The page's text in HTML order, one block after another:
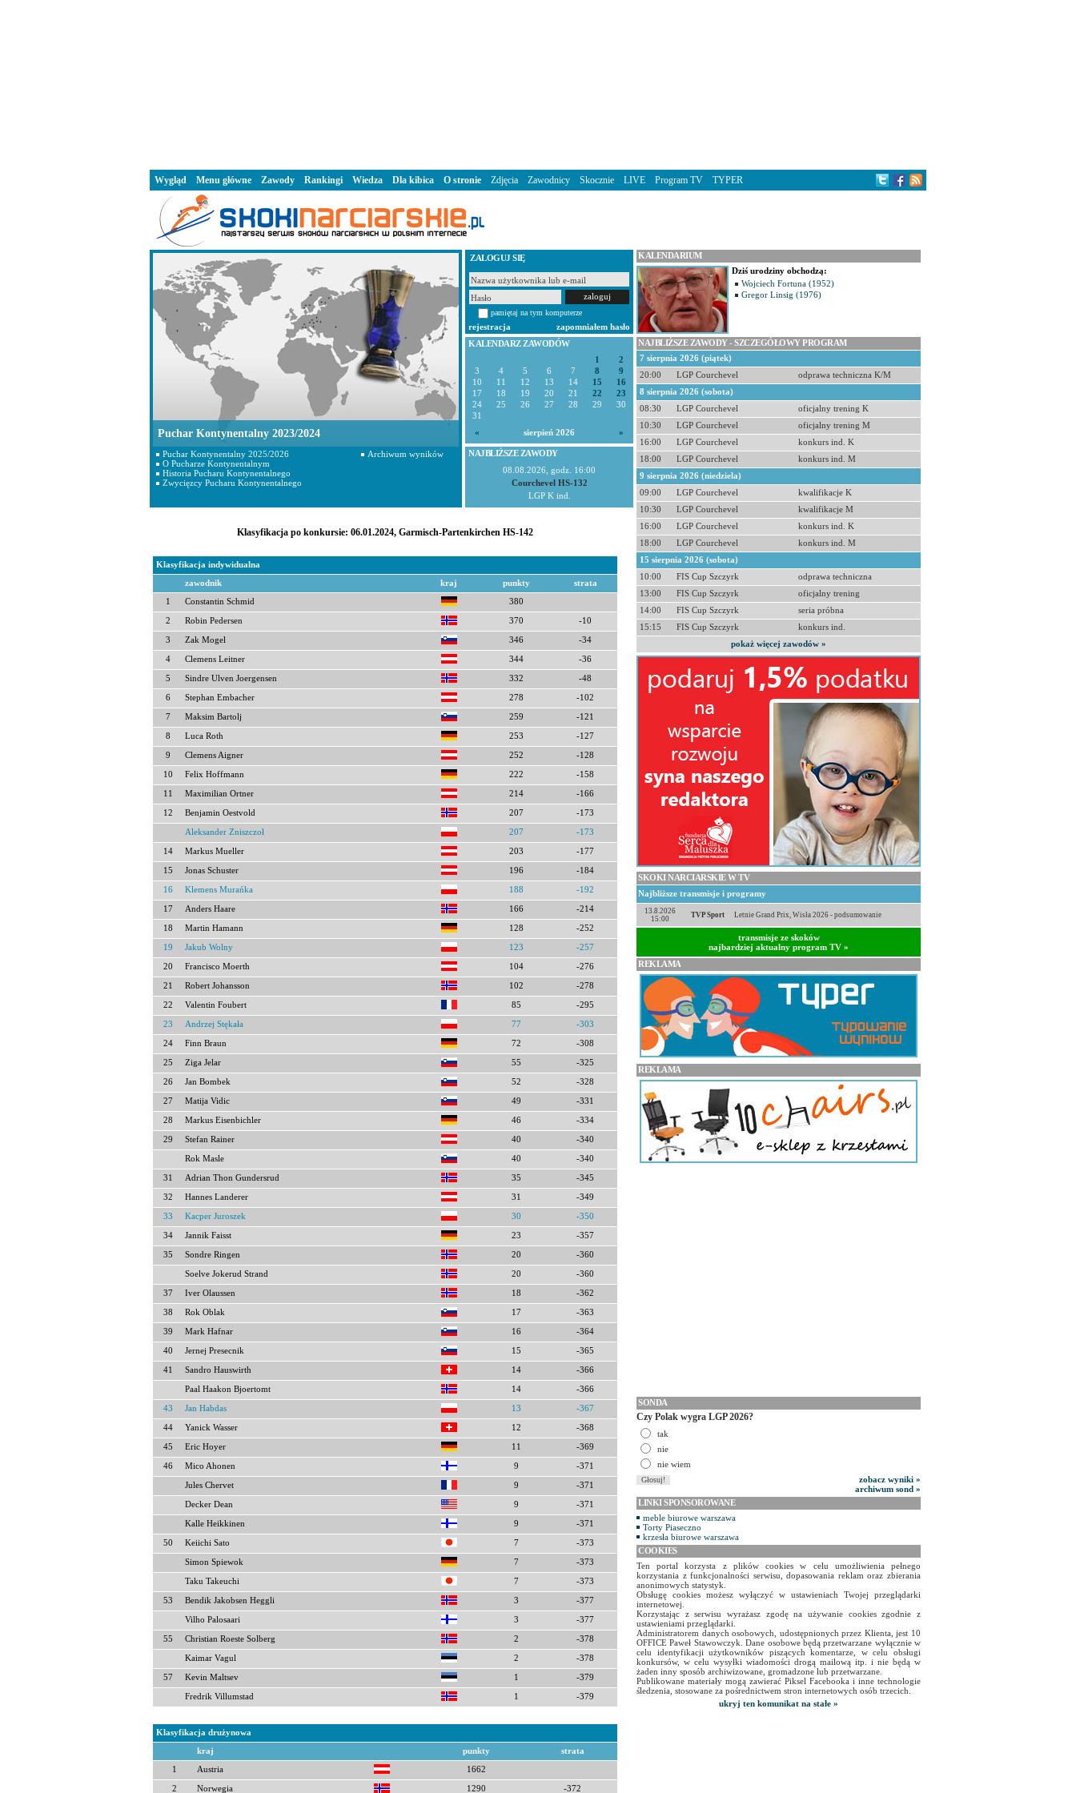
ZALOGUJ SIĘ
pamiętaj na tym komputerze
rejestracja
zapomniałem hasło
KALENDARZ ZAWODÓW
1
2
3
4 5 6 7 8
9
10
11 12 13 14 15
16
17
18 19 20 21 22
23
24
25 26 27 28 29
30
31
«
sierpień 2026 »
NAJBLIŻSZE ZAWODY
08.08.2026, godz. 16:00
Courchevel HS-132
LGP K ind.
Klasyfikacja po konkursie: 06.01.2024, Garmisch-Partenkirchen HS-142
Klasyfikacja indywidualna
zawodnik kraj punkty strata
1 Constantin Schmid 380
2 Robin Pedersen 370 -10
3 Zak Mogel 346 -34
4 Clemens Leitner 344 -36
5 Sindre Ulven Joergensen 332 -48
6 Stephan Embacher 278 -102
7 Maksim Bartolj 259 -121
8 Luca Roth 253 -127
9 Clemens Aigner 252 -128
10 Felix Hoffmann 222 -158
11 Maximilian Ortner 214 -166
12 Benjamin Oestvold 207 -173
Aleksander Zniszczoł 207 -173
14 Markus Mueller 203 -177
15 Jonas Schuster 196 -184
16 Klemens Murańka 188 -192
17 Anders Haare 166 -214
18 Martin Hamann 128 -252
19 Jakub Wolny 123 -257
20 Francisco Moerth 104 -276
21 Robert Johansson 102 -278
22 Valentin Foubert 85 -295
23 Andrzej Stękała 77 -303
24 Finn Braun 72 -308
25 Ziga Jelar 55 -325
26 Jan Bombek 52 -328
27 Matija Vidic 49 -331
28 Markus Eisenbichler 46 -334
29 Stefan Rainer 40 -340
Rok Masle 40 -340
31 Adrian Thon Gundersrud 35 -345
32 Hannes Landerer 31 -349
33 Kacper Juroszek 30 -350
34 Jannik Faisst 23 -357
35 Sondre Ringen 20 -360
Soelve Jokerud Strand 20 -360
37 Iver Olaussen 18 -362
38 Rok Oblak 17 -363
39 Mark Hafnar 16 -364
40 Jernej Presecnik 15 -365
41 Sandro Hauswirth 14 -366
Paal Haakon Bjoertomt 14 -366
43 Jan Habdas 13 -367
44 Yanick Wasser 12 -368
45 Eric Hoyer 11 -369
46 Mico Ahonen 9 -371
Jules Chervet 9 -371
Decker Dean 9 -371
Kalle Heikkinen 9 -371
50 Keiichi Sato 7 -373
Simon Spiewok 7 -373
Taku Takeuchi 7 -373
53 Bendik Jakobsen Heggli 3 -377
Vilho Palosaari 3 -377
55 Christian Roeste Solberg 2 -378
Kaimar Vagul 2 -378
57 Kevin Maltsev 1 -379
Fredrik Villumstad 1 -379
Klasyfikacja drużynowa
kraj punkty strata
1 Austria 1662
2 Norwegia 1290 -372
Puchar Kontynentalny 2023/2024
Puchar Kontynentalny 2025/2026
Archiwum wyników
O Pucharze Kontynentalnym
Historia Pucharu Kontynentalnego
Zwycięzcy Pucharu Kontynentalnego
KALENDARIUM
Dziś urodziny obchodzą:
Wojciech Fortuna (1952)
Gregor Linsig (1976)
NAJBLIŻSZE ZAWODY - SZCZEGÓŁOWY PROGRAM
7 sierpnia 2026 (piątek)
20:00
LGP Courchevel
odprawa techniczna K/M
8 sierpnia 2026 (sobota)
08:30
LGP Courchevel
oficjalny trening K
10:30
LGP Courchevel
oficjalny trening M
16:00
LGP Courchevel
konkurs ind. K
18:00
LGP Courchevel
konkurs ind. M
9 sierpnia 2026 (niedziela)
09:00
LGP Courchevel
kwalifikacje K
10:30
LGP Courchevel
kwalifikacje M
16:00
LGP Courchevel
konkurs ind. K
18:00
LGP Courchevel
konkurs ind. M
15 sierpnia 2026 (sobota)
10:00
FIS Cup Szczyrk
odprawa techniczna
13:00
FIS Cup Szczyrk
oficjalny trening
14:00
FIS Cup Szczyrk
seria próbna
15:15
FIS Cup Szczyrk
konkurs ind.
pokaż więcej zawodów »
SKOKI NARCIARSKIE W TV
Najbliższe transmisje i programy
13.8.2026
15:00
TVP Sport Letnie Grand Prix, Wisła 2026 - podsumowanie
transmisje ze skoków
najbardziej aktualny program TV »
REKLAMA
REKLAMA
SONDA
Czy Polak wygra LGP 2026?
tak
nie
nie wiem
zobacz wyniki »
archiwum sond »
LINKI SPONSOROWANE
meble biurowe warszawa
Torty Piaseczno
krzesła biurowe warszawa
COOKIES
Ten portal korzysta z plików cookies w celu umożliwienia pełnego
korzystania z funkcjonalności serwisu, dopasowania reklam oraz zbierania
anonimowych statystyk.
Obsługę cookies możesz wyłączyć w ustawieniach Twojej przeglądarki
internetowej.
Korzystając z serwisu wyrażasz zgodę na używanie cookies zgodnie z
ustawieniami przeglądarki.
Administratorem danych osobowych, udostępnionych przez Klienta, jest 10
OFFICE Paweł Stawowczyk. Dane osobowe będą przetwarzane wyłącznie w
celu identyfikacji użytkowników piszących komentarze, w celu obsługi
konkursów, w celu wysyłki wiadomości drogą mailową itp. i nie będą w
żaden inny sposób archiwizowane, gromadzone lub przetwarzane.
Publikowane materiały mogą zawierać Piksel Facebooka i inne technologie
śledzenia, stosowane za pośrednictwem stron internetowych osób trzecich.
ukryj ten komunikat na stałe »
Wygląd Menu główne Zawody Rankingi Wiedza Dla kibica O stronie Zdjęcia Zawodnicy Skocznie LIVE Program TV TYPER